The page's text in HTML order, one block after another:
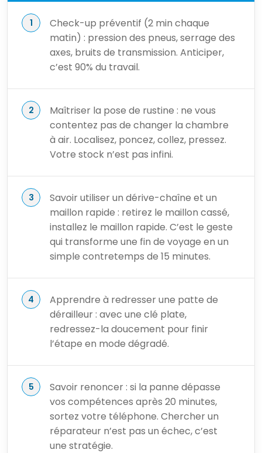
Check-up préventif (2 min chaque
matin) : pression des pneus, serrage des
axes, bruits de transmission. Anticiper,
c’est 90% du travail.
Maîtriser la pose de rustine : ne vous
contentez pas de changer la chambre
à air. Localisez, poncez, collez, pressez.
Votre stock n’est pas infini.
Savoir utiliser un dérive-chaîne et un
maillon rapide : retirez le maillon cassé,
installez le maillon rapide. C’est le geste
qui transforme une fin de voyage en un
simple contretemps de 15 minutes.
Apprendre à redresser une patte de
dérailleur : avec une clé plate,
redressez-la doucement pour finir
l’étape en mode dégradé.
Savoir renoncer : si la panne dépasse
vos compétences après 20 minutes,
sortez votre téléphone. Chercher un
réparateur n’est pas un échec, c’est
une stratégie.